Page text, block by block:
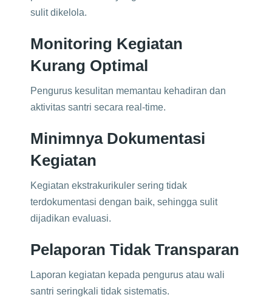
sulit dikelola.
Monitoring Kegiatan
Kurang Optimal
Pengurus kesulitan memantau kehadiran dan
aktivitas santri secara real-time.
Minimnya Dokumentasi
Kegiatan
Kegiatan ekstrakurikuler sering tidak
terdokumentasi dengan baik, sehingga sulit
dijadikan evaluasi.
Pelaporan Tidak Transparan
Laporan kegiatan kepada pengurus atau wali
santri seringkali tidak sistematis.